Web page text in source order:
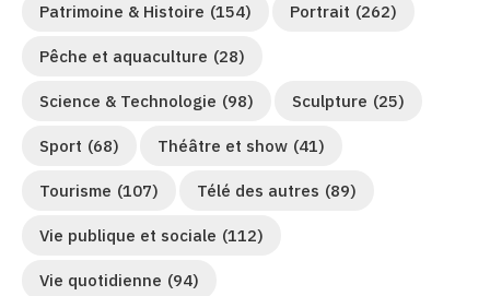
Patrimoine & Histoire (154) Portrait (262)
Pêche et aquaculture (28)
Science & Technologie (98) Sculpture (25)
Sport (68) Théâtre et show (41)
Tourisme (107) Télé des autres (89)
Vie publique et sociale (112)
Vie quotidienne (94)